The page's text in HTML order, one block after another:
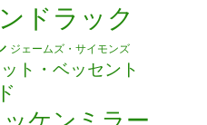
ドラック
ジェームズ・サイモンズ
ト・ベッセント